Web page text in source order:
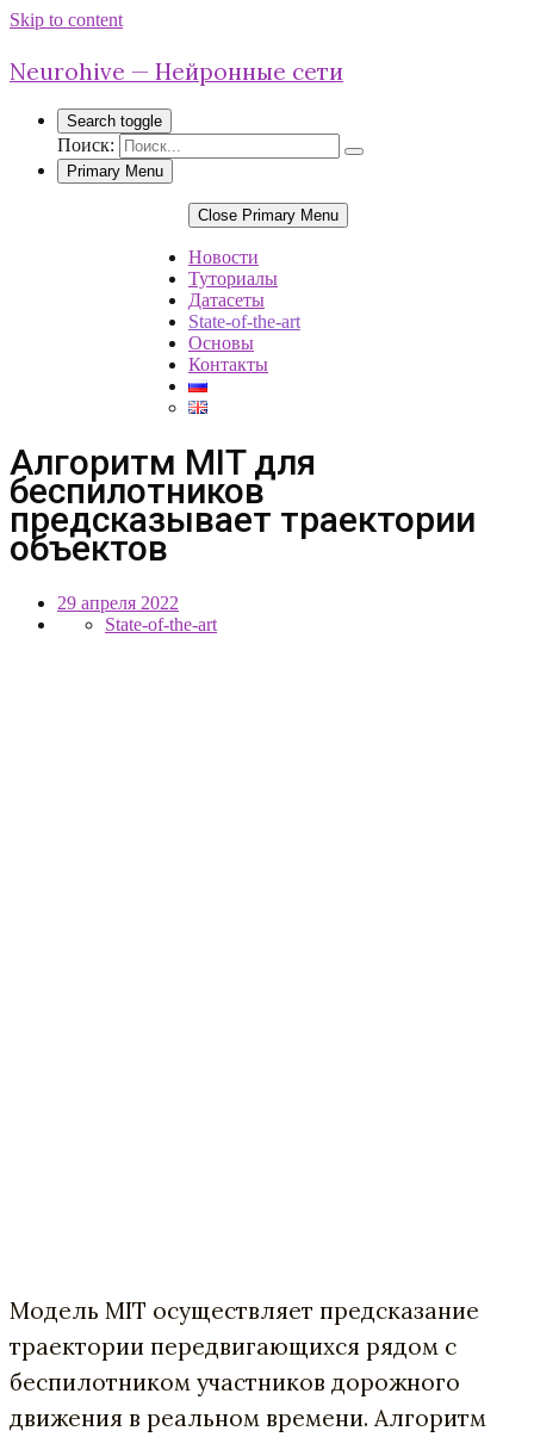
Skip to content
Neurohive — Нейронные сети
Search toggle
Поиск:
Primary Menu
Close Primary Menu
Новости
Туториалы
Датасеты
State-of-the-art
Основы
Контакты
Алгоритм MIT для
беспилотников
предсказывает траектории
объектов
29 апреля 2022
State-of-the-art
Модель MIT осуществляет предсказание
траектории передвигающихся рядом с
беспилотником участников дорожного
движения в реальном времени. Алгоритм